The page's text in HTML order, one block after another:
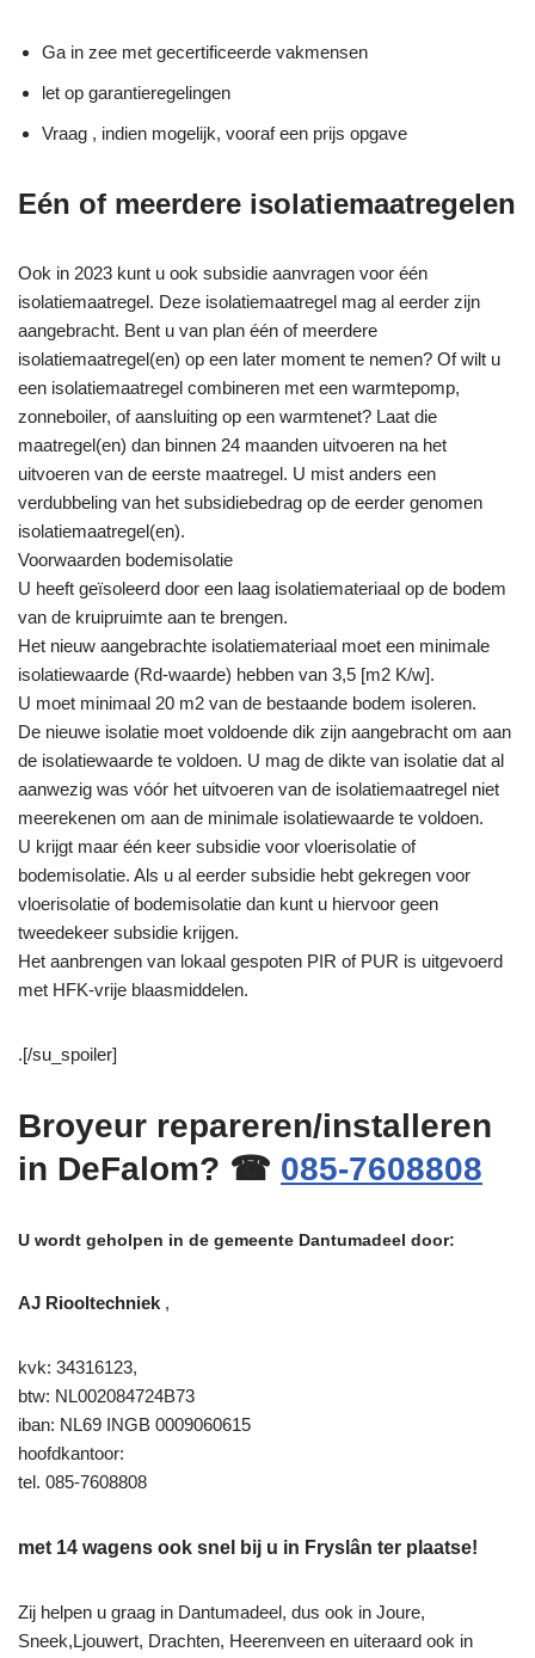
Ga in zee met gecertificeerde vakmensen
let op garantieregelingen
Vraag , indien mogelijk, vooraf een prijs opgave
Eén of meerdere isolatiemaatregelen
Ook in 2023 kunt u ook subsidie aanvragen voor één
isolatiemaatregel. Deze isolatiemaatregel mag al eerder zijn
aangebracht. Bent u van plan één of meerdere
isolatiemaatregel(en) op een later moment te nemen? Of wilt u
een isolatiemaatregel combineren met een warmtepomp,
zonneboiler, of aansluiting op een warmtenet? Laat die
maatregel(en) dan binnen 24 maanden uitvoeren na het
uitvoeren van de eerste maatregel. U mist anders een
verdubbeling van het subsidiebedrag op de eerder genomen
isolatiemaatregel(en).
Voorwaarden bodemisolatie
U heeft geïsoleerd door een laag isolatiemateriaal op de bodem
van de kruipruimte aan te brengen.
Het nieuw aangebrachte isolatiemateriaal moet een minimale
isolatiewaarde (Rd-waarde) hebben van 3,5 [m2 K/w].
U moet minimaal 20 m2 van de bestaande bodem isoleren.
De nieuwe isolatie moet voldoende dik zijn aangebracht om aan
de isolatiewaarde te voldoen. U mag de dikte van isolatie dat al
aanwezig was vóór het uitvoeren van de isolatiemaatregel niet
meerekenen om aan de minimale isolatiewaarde te voldoen.
U krijgt maar één keer subsidie voor vloerisolatie of
bodemisolatie. Als u al eerder subsidie hebt gekregen voor
vloerisolatie of bodemisolatie dan kunt u hiervoor geen
tweedekeer subsidie krijgen.
Het aanbrengen van lokaal gespoten PIR of PUR is uitgevoerd
met HFK-vrije blaasmiddelen.
.[/su_spoiler]
Broyeur repareren/installeren
in DeFalom? ☎ 085-7608808
U wordt geholpen in de gemeente Dantumadeel door:
AJ Riooltechniek ,
kvk: 34316123,
btw: NL002084724B73
iban: NL69 INGB 0009060615
hoofdkantoor:
tel. 085-7608808
met 14 wagens ook snel bij u in Fryslân ter plaatse!
Zij helpen u graag in Dantumadeel, dus ook in Joure,
Sneek,Ljouwert, Drachten, Heerenveen en uiteraard ook in